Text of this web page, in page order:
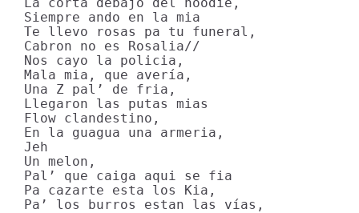
La corta debajo del hoodie,
Siempre ando en la mia
Te llevo rosas pa tu funeral,
Cabron no es Rosalia//
Nos cayo la policia,
Mala mia, que avería,
Una Z pal’ de fria,
Llegaron las putas mias
Flow clandestino,
En la guagua una armeria,
Jeh
Un melon,
Pal’ que caiga aqui se fia
Pa cazarte esta los Kia,
Pa’ los burros estan las vías,